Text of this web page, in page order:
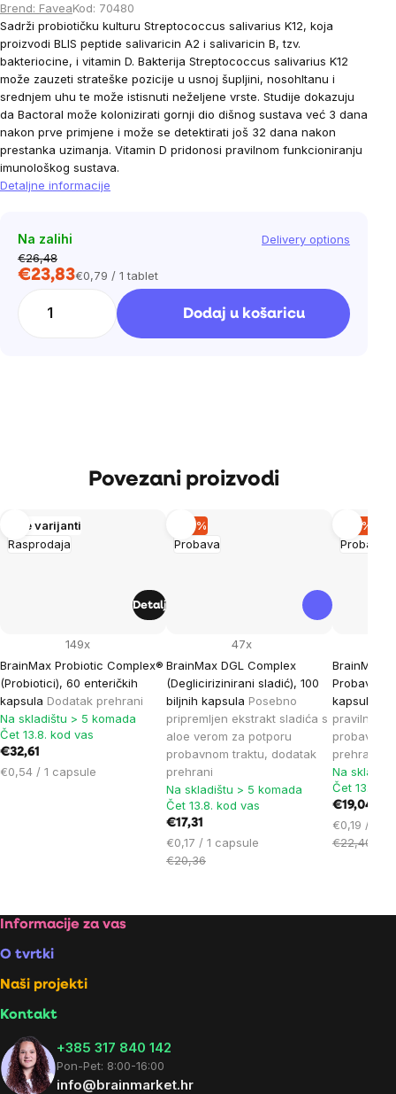
Brend: FaveaKod: 70480
Sadrži probiotičku kulturu Streptococcus salivarius K12, koja
proizvodi BLIS peptide salivaricin A2 i salivaricin B, tzv.
bakteriocine, i vitamin D. Bakterija Streptococcus salivarius K12
može zauzeti strateške pozicije u usnoj šupljini, nosohltanu i
srednjem uhu te može istisnuti neželjene vrste. Studije dokazuju
da Bactoral može kolonizirati gornji dio dišnog sustava već 3 dana
nakon prve primjene i može se detektirati još 32 dana nakon
prestanka uzimanja. Vitamin D pridonosi pravilnom funkcioniranju
imunološkog sustava.
Detaljne informacije
Na zalihi
Delivery options
€26,48
€23,83Cijena
€0,79 / 1 tablet
Dodaj u košaricu
Povezani proizvodi
Rasprodaja
Više varijanti
BrainMax Probiotic Complex®
(Probiotici), 60 enteričkih
kapsula Dodatak prehrani
149x
Na skladištu > 5 komada
Čet 13.8. kod vas
€32,61
Cijena
€0,54 / 1 capsule
Detalj
Probava
–14 %
BrainMax DGL Complex
(Deglicirizinirani sladić), 100
biljnih kapsula Posebno
pripremljen ekstrakt sladića s
aloe verom za potporu
probavnom traktu, dodatak
prehrani
47x
Na skladištu > 5 komada
Čet 13.8. kod vas
€17,31
Cijena
mjere:
€0,17 / 1 capsule
€20,36
Probava
–15 %
BrainMax
Probavni
kapsula
pravilnu
probavnim
prehrani
Na
Čet 13.8.
€19,04
Cijena
mjere:
€0,19 / 1
€22,40
Footer
Informacije za vas
O tvrtki
Naši projekti
Kontakt
+385 317 840 142
Pon-Pet: 8:00-16:00
info@brainmarket.hr